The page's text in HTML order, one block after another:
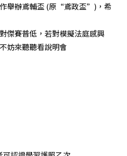
舉辦鳶輔盃 (原“鳶政盃”)，希
傑賽普低，若對模擬法庭感興
妨來聽聽看說明會